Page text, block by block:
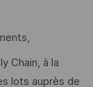
Chain, à la
lots auprès de